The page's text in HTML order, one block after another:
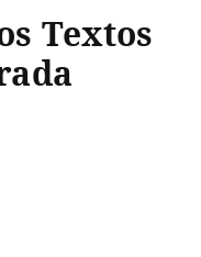
Textos